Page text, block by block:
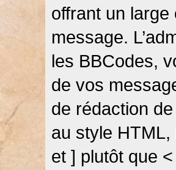
offrant un large
message.
les BBCodes,
de vos
de rédaction
au style
et ] plutôt que